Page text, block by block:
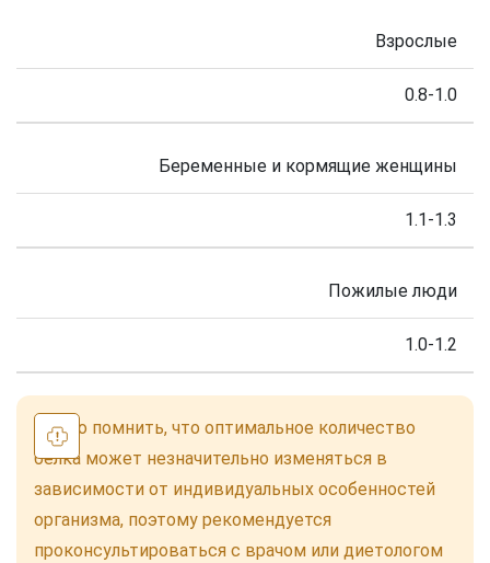
Взрослые
0.8-1.0
Беременные и кормящие женщины
1.1-1.3
Пожилые люди
1.0-1.2
Важно помнить, что оптимальное количество
белка может незначительно изменяться в
зависимости от индивидуальных особенностей
организма, поэтому рекомендуется
проконсультироваться с врачом или диетологом